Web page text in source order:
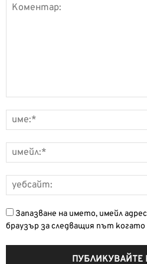
Запазване на името, имейл
браузър за следващия път